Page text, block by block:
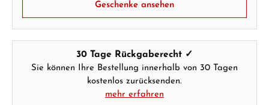
Geschenke ansehen
30 Tage Rückgaberecht ✓
Sie können Ihre Bestellung innerhalb von 30 Tagen
kostenlos zurücksenden.
mehr erfahren